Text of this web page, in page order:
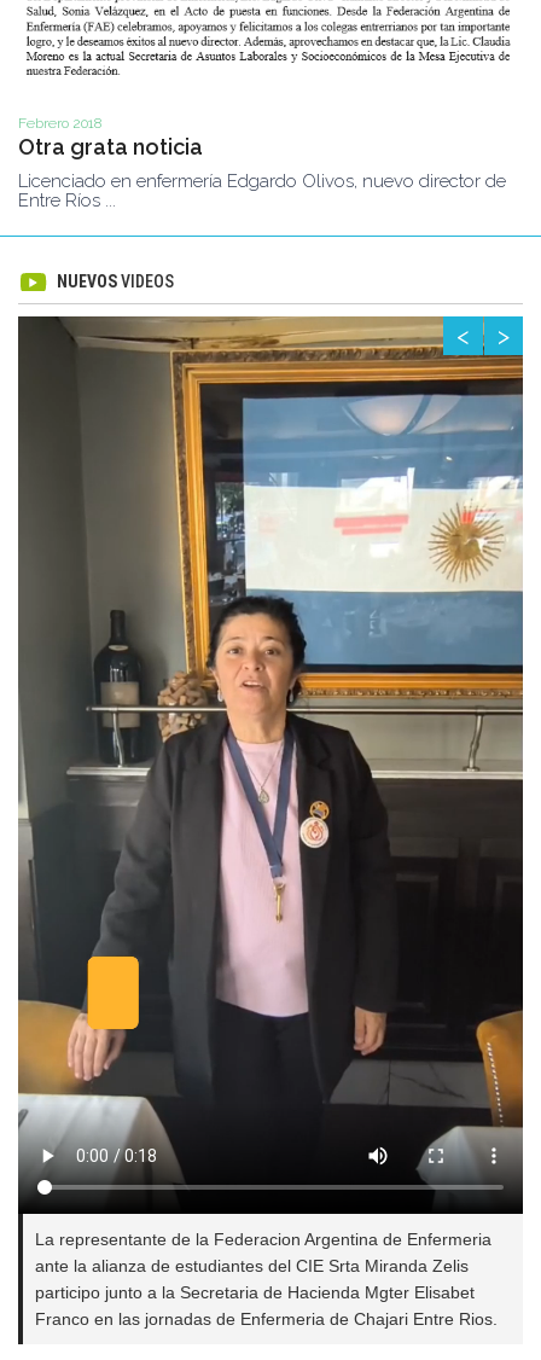
Febrero 2018
Otra grata noticia
Licenciado en enfermería Edgardo Olivos, nuevo director de
Entre Ríos ...
NUEVOSVIDEOS
La representante de la Federacion Argentina de Enfermeria
ante la alianza de estudiantes del CIE Srta Miranda Zelis
participo junto a la Secretaria de Hacienda Mgter Elisabet
Franco en las jornadas de Enfermeria de Chajari Entre Rios.
< >